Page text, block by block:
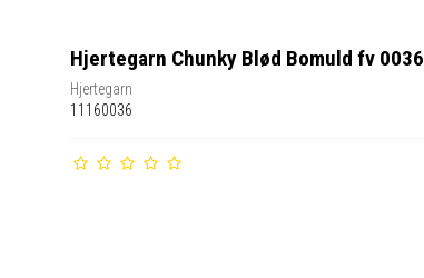
Hjertegarn Chunky Blød Bomuld fv 0036
Hjertegarn
11160036